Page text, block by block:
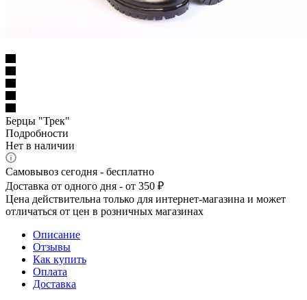
Берцы "Трек"
Подробности
Нет в наличии
Самовывоз сегодня - бесплатно
Доставка от одного дня - от 350 ₽
Цена действительна только для интернет-магазина и может
отличаться от цен в розничных магазинах
Описание
Отзывы
Как купить
Оплата
Доставка